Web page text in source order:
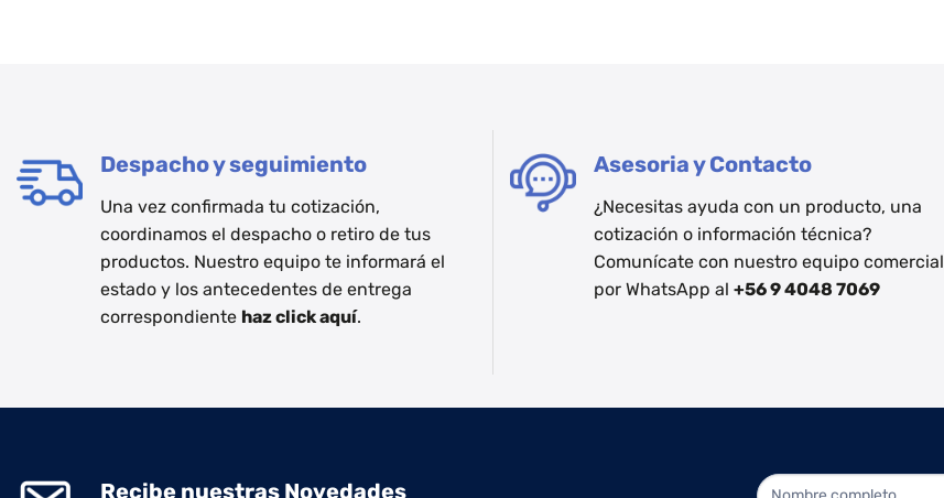
Despacho y seguimiento
Una vez confirmada tu cotización,
coordinamos el despacho o retiro de tus
productos. Nuestro equipo te informará el
estado y los antecedentes de entrega
correspondiente haz click aquí.
Asesoria y Contacto
¿Necesitas ayuda con un producto, una
cotización o información técnica?
Comunícate con nuestro equipo comercial
por WhatsApp al +56 9 4048 7069
Recibe nuestras Novedades NEWLETTER